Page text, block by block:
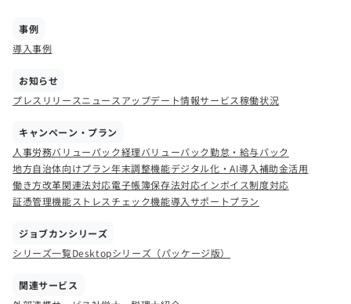
事例
導入事例
お知らせ
プレスリリースニュース アップデート情報サービス稼働状況
キャンペーン・プラン
人事労務バリューパック経理バリューパック勤怠・給与パック
地方自治体向けプラン年末調整機能デジタル化・AI導入補助金活用
働き方改革関連法対応電子帳簿保存法対応インボイス制度対応
証憑管理機能ストレスチェック機能導入サポートプラン
ジョブカンシリーズ
シリーズ一覧Desktopシリーズ（パッケージ版）
関連サービス